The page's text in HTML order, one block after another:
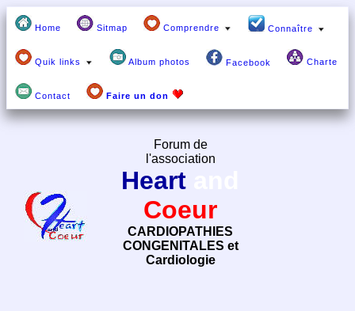
Home Sitmap Comprendre Connaître
Quik links Album photos Facebook Charte
Contact Faire un don
Forum de
l'association
Heart
Coeur
CARDIOPATHIES
CONGENITALES et
Cardiologie